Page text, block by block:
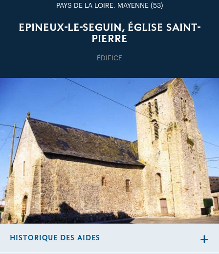
PAYS DE LA LOIRE, MAYENNE (53)
EPINEUX-LE-SEGUIN, ÉGLISE SAINT-
PIERRE
ÉDIFICE
HISTORIQUE DES AIDES